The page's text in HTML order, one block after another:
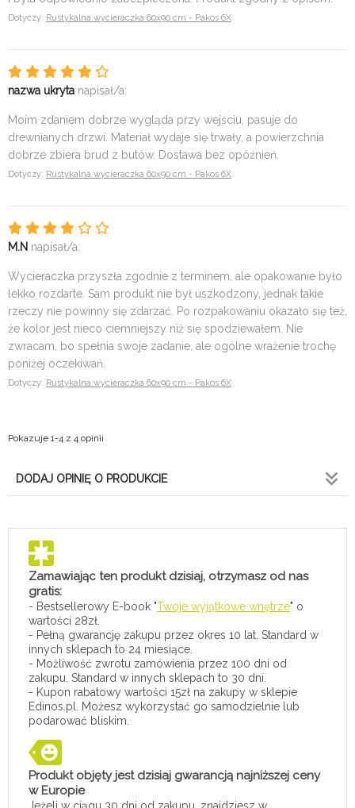
Dotyczy: Rustykalna wycieraczka 60x90 cm - Pakos 6X
nazwa ukryta napisał/a:
Moim zdaniem dobrze wygląda przy wejściu, pasuje do
drewnianych drzwi. Materiał wydaje się trwały, a powierzchnia
dobrze zbiera brud z butów. Dostawa bez opóźnień.
Dotyczy: Rustykalna wycieraczka 60x90 cm - Pakos 6X
M.N napisał/a:
Wycieraczka przyszła zgodnie z terminem, ale opakowanie było
lekko rozdarte. Sam produkt nie był uszkodzony, jednak takie
rzeczy nie powinny się zdarzać. Po rozpakowaniu okazało się też,
że kolor jest nieco ciemniejszy niż się spodziewałem. Nie
zwracam, bo spełnia swoje zadanie, ale ogólne wrażenie trochę
poniżej oczekiwań.
Dotyczy: Rustykalna wycieraczka 60x90 cm - Pakos 6X
Pokazuje 1-4 z 4 opinii
DODAJ OPINIĘ O PRODUKCIE
Zamawiając ten produkt dzisiaj, otrzymasz od nas
gratis:
- Bestsellerowy E-book "Twoje wyjątkowe wnętrze" o
wartości 28zł.
- Pełną gwarancję zakupu przez okres 10 lat. Standard w
innych sklepach to 24 miesiące.
- Możliwość zwrotu zamówienia przez 100 dni od
zakupu. Standard w innych sklepach to 30 dni.
- Kupon rabatowy wartości 15zł na zakupy w sklepie
Edinos.pl. Możesz wykorzystać go samodzielnie lub
podarować bliskim.
Produkt objęty jest dzisiaj gwarancją najniższej ceny
w Europie
Jeżeli w ciągu 30 dni od zakupu, znajdziesz w